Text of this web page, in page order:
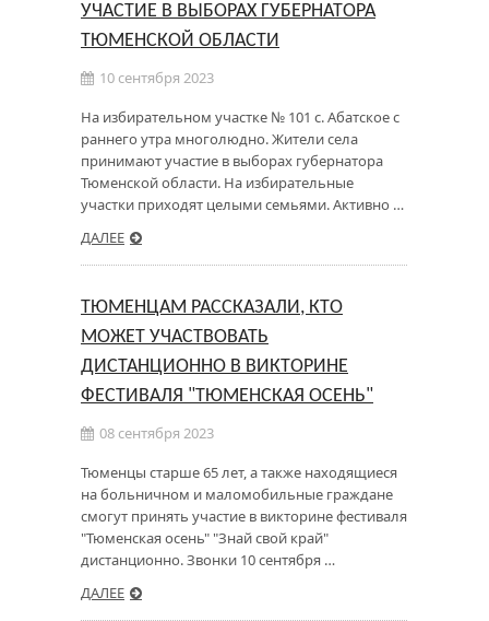
УЧАСТИЕ В ВЫБОРАХ ГУБЕРНАТОРА
ТЮМЕНСКОЙ ОБЛАСТИ
10 сентября 2023
На избирательном участке № 101 с. Абатское с
раннего утра многолюдно. Жители села
принимают участие в выборах губернатора
Тюменской области. На избирательные
участки приходят целыми семьями. Активно …
ДАЛЕЕ
ТЮМЕНЦАМ РАССКАЗАЛИ, КТО
МОЖЕТ УЧАСТВОВАТЬ
ДИСТАНЦИОННО В ВИКТОРИНЕ
ФЕСТИВАЛЯ "ТЮМЕНСКАЯ ОСЕНЬ"
08 сентября 2023
Тюменцы старше 65 лет, а также находящиеся
на больничном и маломобильные граждане
смогут принять участие в викторине фестиваля
"Тюменская осень" "Знай свой край"
дистанционно. Звонки 10 сентября …
ДАЛЕЕ